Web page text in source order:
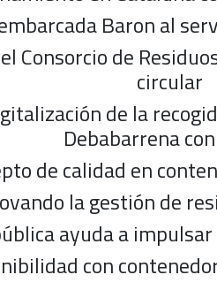
Baron al
Consorcio de
circular
de la
Debabarrena
de calidad en
la gestión de
ayuda a
con